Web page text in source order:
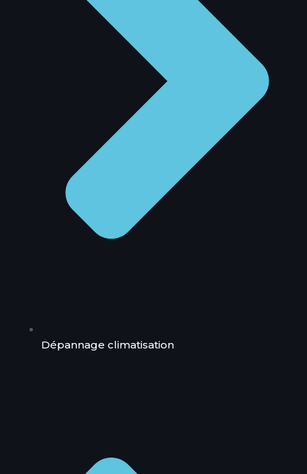
Dépannage climatisation